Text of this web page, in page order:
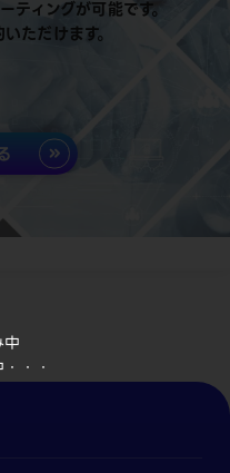
・・
ィングが可能です。
ただけます。